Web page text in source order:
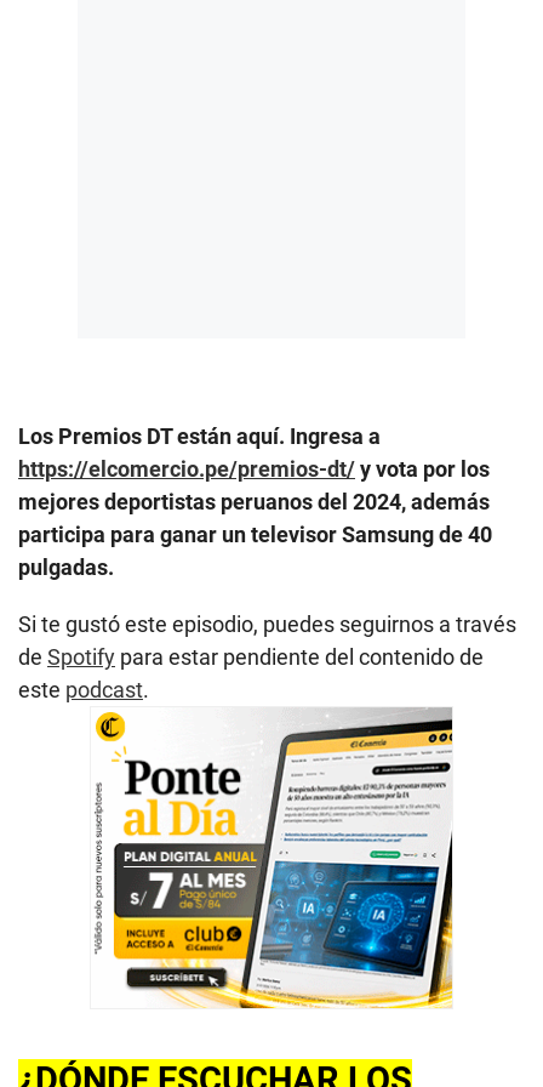
Los Premios DT están aquí. Ingresa a
https://elcomercio.pe/premios-dt/y vota por los
mejores deportistas peruanos del 2024, además
participa para ganar un televisor Samsung de 40
pulgadas.
Si te gustó este episodio, puedes seguirnos a través
de Spotify para estar pendiente del contenido de
este podcast.